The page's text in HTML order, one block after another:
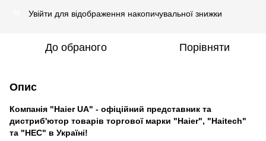
Увійти для відображення накопичувальної знижки
До обраного Порівняти
Опис
Компанія "Haier UA" - офіційний представник та
дистриб'ютор товарів торгової марки "Haier", "Haitech"
та "HEC" в Україні!